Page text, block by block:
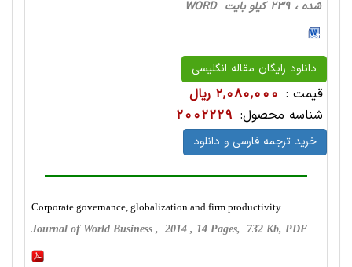
شده ، 239 کیلو بایت WORD
دانلود رایگان مقاله انگلیسی
قیمت : 2,080,000 ریال
شناسه محصول: 2002229
خرید ترجمه فارسی و دانلود
Corporate governance, globalization and firm productivity
Journal of World Business , 2014 , 14 Pages, 732 Kb, PDF